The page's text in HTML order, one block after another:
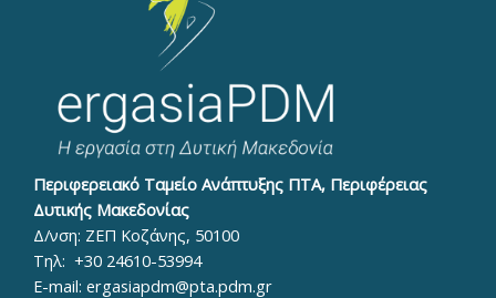
Περιφερειακό Ταμείο Ανάπτυξης ΠΤΑ, Περιφέρειας
Δυτικής Μακεδονίας
Δ/νση: ΖΕΠ Κοζάνης, 50100
Τηλ: +30 24610-53994
E-mail: ergasiapdm@pta.pdm.gr